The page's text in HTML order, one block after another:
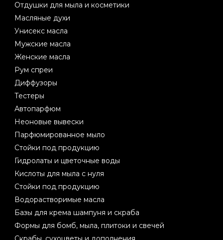
Отдушки для мыла и косметики
Масляные духи
Унисекс масла
Мужские масла
Женские масла
Рум спреи
Диффузоры
Тестеры
Автопарфюм
Неоновые вывески
Парфюмированное мыло
Стойки под продукцию
Гидролаты и цветочные воды
Кислоты для мыла с нуля
Стойки под продукцию
Водорастворимые масла
Базы для крема шампуня и скраба
Формы для бомб, мыла, плитоки и свечей